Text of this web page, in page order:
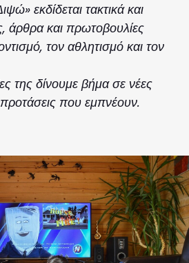
εκδίδεται τακτικά και
άρθρα και πρωτοβουλίες
τον αθλητισμό και τον
της δίνουμε βήμα σε νέες
προτάσεις που εμπνέουν.